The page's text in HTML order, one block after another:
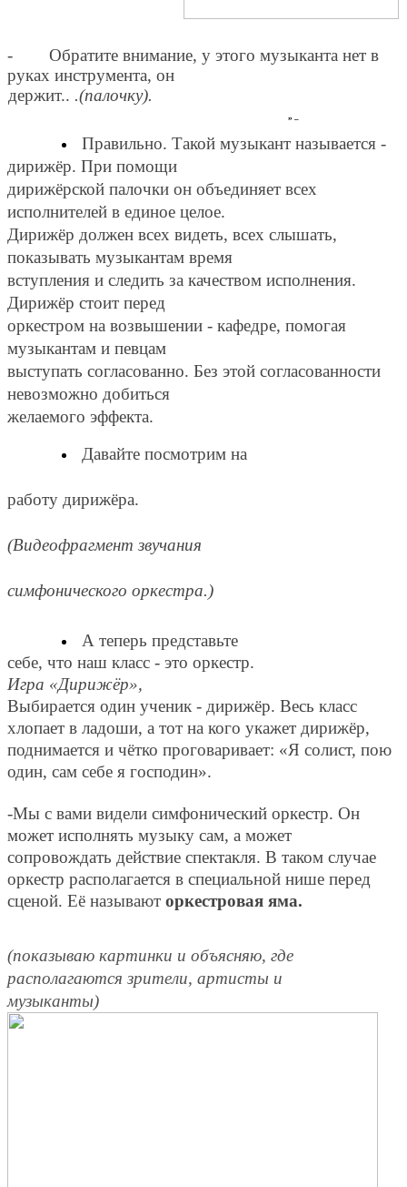
- Обратите внимание, у этого музыканта нет в
руках инструмента, он
держит.. .(палочку).
Правильно. Такой музыкант называется -
дирижёр. При помощи
дирижёрской палочки он объединяет всех
исполнителей в единое целое.
Дирижёр должен всех видеть, всех слышать,
показывать музыкантам время
вступления и следить за качеством исполнения.
Дирижёр стоит перед
оркестром на возвышении - кафедре, помогая
музыкантам и певцам
выступать согласованно. Без этой согласованности
невозможно добиться
желаемого эффекта.
Давайте посмотрим на
работу дирижёра.
(Видеофрагмент звучания
симфонического оркестра.)
А теперь представьте
себе, что наш класс - это оркестр.
Игра «Дирижёр»,
Выбирается один ученик - дирижёр. Весь класс
хлопает в ладоши, а тот на кого укажет дирижёр,
поднимается и чётко проговаривает: «Я солист, пою
один, сам себе я господин».
-Мы с вами видели симфонический оркестр. Он
может исполнять музыку сам, а может
сопровождать действие спектакля. В таком случае
оркестр располагается в специальной нише перед
сценой. Её называют оркестровая яма.
(показываю картинки и объясняю, где
располагаются зрители, артисты и
музыканты)